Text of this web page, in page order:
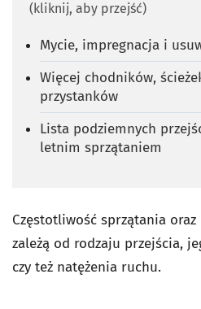
(kliknij, aby przejść)
Mycie, impregnacja i
Więcej chodników,
przystanków
Lista podziemnych
letnim sprzątaniem
Częstotliwość sprzątania
zależą od rodzaju przejścia,
czy też natężenia ruchu.